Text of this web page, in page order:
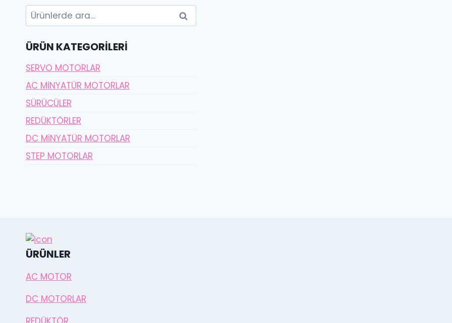
Ara: Ara
ÜRÜN KATEGORILERI
SERVO MOTORLAR
AC MİNYATÜR MOTORLAR
SÜRÜCÜLER
REDÜKTÖRLER
DC MİNYATÜR MOTORLAR
STEP MOTORLAR
ÜRÜNLER
AC MOTOR
DC MOTORLAR